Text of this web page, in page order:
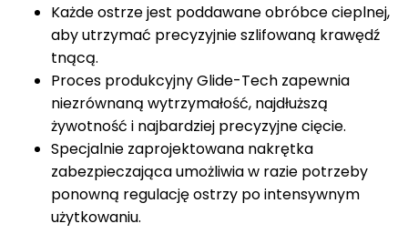
Każde ostrze jest poddawane obróbce cieplnej,
aby utrzymać precyzyjnie szlifowaną krawędź
tnącą.
Proces produkcyjny Glide-Tech zapewnia
niezrównaną wytrzymałość, najdłuższą
żywotność i najbardziej precyzyjne cięcie.
Specjalnie zaprojektowana nakrętka
zabezpieczająca umożliwia w razie potrzeby
ponowną regulację ostrzy po intensywnym
użytkowaniu.